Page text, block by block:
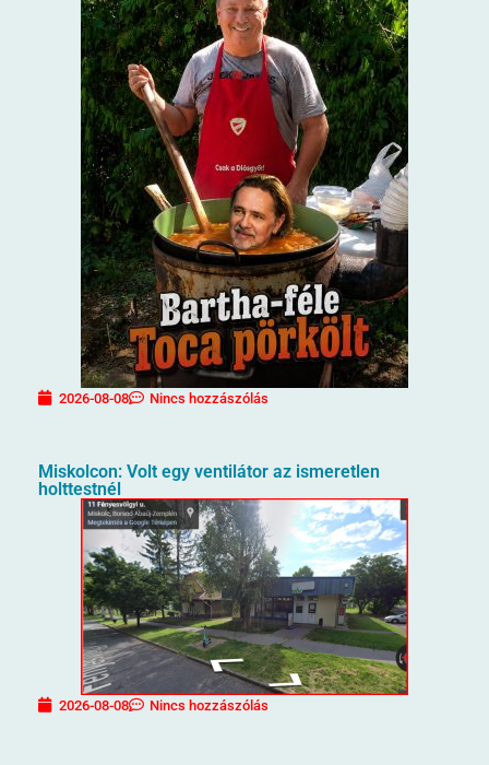
2026-08-08 Nincs hozzászólás
Miskolcon: Volt egy ventilátor az ismeretlen
holttestnél
2026-08-08 Nincs hozzászólás